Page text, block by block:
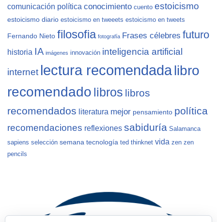
comunicación política conocimiento cuento estoicismo
estoicismo diario estoicismo en tweeets estoicismo en tweets
Fernando Nieto filosofia fotografía Frases célebres futuro
historia IA imágenes innovación inteligencia artificial
internet lectura recomendadalibro
recomendado libros libros
recomendados literatura mejor pensamiento política
recomendaciones reflexiones sabiduría Salamanca
sapiens selección semana tecnología ted thinknet vida zen zen
pencils